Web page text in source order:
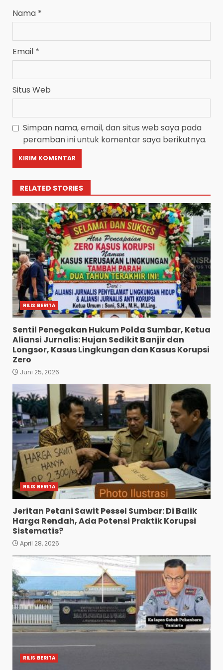
Nama *
Email *
Situs Web
Simpan nama, email, dan situs web saya pada
peramban ini untuk komentar saya berikutnya.
RELATED STORIES
RILIS BERITA
Sentil Penegakan Hukum Polda Sumbar, Ketua
Aliansi Jurnalis: Hujan Sedikit Banjir dan
Longsor, Kasus Lingkungan dan Kasus Korupsi
Zero
Juni 25, 2026
RILIS BERITA
Jeritan Petani Sawit Pessel Sumbar: Di Balik
Harga Rendah, Ada Potensi Praktik Korupsi
Sistematis?
April 28, 2026
RILIS BERITA